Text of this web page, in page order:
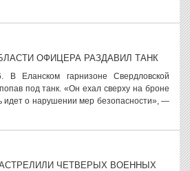
ОФИЦЕРА РАЗДАВИЛ ТАНК
В Еланском гарнизоне Свердловской
под танк. «Он ехал сверху на броне
идет о нарушении мер безопасности», —
ЧЕТВЕРЫХ ВОЕННЫХ